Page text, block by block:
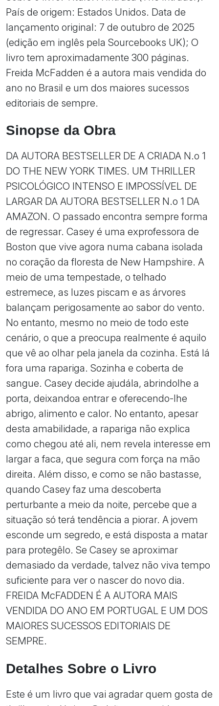
País de origem: Estados Unidos. Data de
lançamento original: 7 de outubro de 2025
(edição em inglês pela Sourcebooks UK); O
livro tem aproximadamente 300 páginas.
Freida McFadden é a autora mais vendida do
ano no Brasil e um dos maiores sucessos
editoriais de sempre.
Sinopse da Obra
DA AUTORA BESTSELLER DE A CRIADA N.o 1
DO THE NEW YORK TIMES. UM THRILLER
PSICOLÓGICO INTENSO E IMPOSSÍVEL DE
LARGAR DA AUTORA BESTSELLER N.o 1 DA
AMAZON. O passado encontra sempre forma
de regressar. Casey é uma exprofessora de
Boston que vive agora numa cabana isolada
no coração da floresta de New Hampshire. A
meio de uma tempestade, o telhado
estremece, as luzes piscam e as árvores
balançam perigosamente ao sabor do vento.
No entanto, mesmo no meio de todo este
cenário, o que a preocupa realmente é aquilo
que vê ao olhar pela janela da cozinha. Está lá
fora uma rapariga. Sozinha e coberta de
sangue. Casey decide ajudála, abrindolhe a
porta, deixandoa entrar e oferecendo-lhe
abrigo, alimento e calor. No entanto, apesar
desta amabilidade, a rapariga não explica
como chegou até ali, nem revela interesse em
largar a faca, que segura com força na mão
direita. Além disso, e como se não bastasse,
quando Casey faz uma descoberta
perturbante a meio da noite, percebe que a
situação só terá tendência a piorar. A jovem
esconde um segredo, e está disposta a matar
para protegêlo. Se Casey se aproximar
demasiado da verdade, talvez não viva tempo
suficiente para ver o nascer do novo dia.
FREIDA McFADDEN É A AUTORA MAIS
VENDIDA DO ANO EM PORTUGAL E UM DOS
MAIORES SUCESSOS EDITORIAIS DE
SEMPRE.
Detalhes Sobre o Livro
Este é um livro que vai agradar quem gosta de